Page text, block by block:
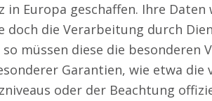
in Europa geschaffen. Ihre
doch die Verarbeitung durch
müssen diese die besonderen
Garantien, wie etwa die
oder der Beachtung